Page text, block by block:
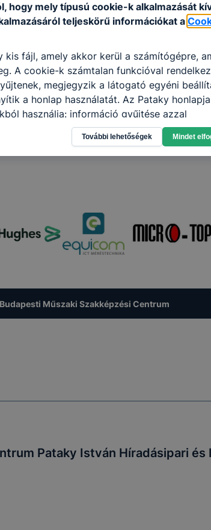
Budapesti Műszaki Szakképzési Centrum
Pataky István Híradásipari
hogy mely típusú cookie-k alkalmazását
teljeskörű információkat a
kis fájl, amely akkor kerül a számítógépre,
A cookie-k számtalan funkcióval
megjegyzik a látogató egyéni
a honlap használatát. Az Pataky
használja: információ gyűjtése azzal
Ön a honlapot -annak felmérésével, hogy
vagy használja leginkább, így
jobb felhasználói élményt, ha ismét
megváltoztathatók. Felhívjuk figyelmét,
használhatóságának és folyamatainak
tétele, a cookie-k alkalmazásának
által előfordulhat, hogy felhasználóink nem
böngészőjében.
További lehetőségek Mindet